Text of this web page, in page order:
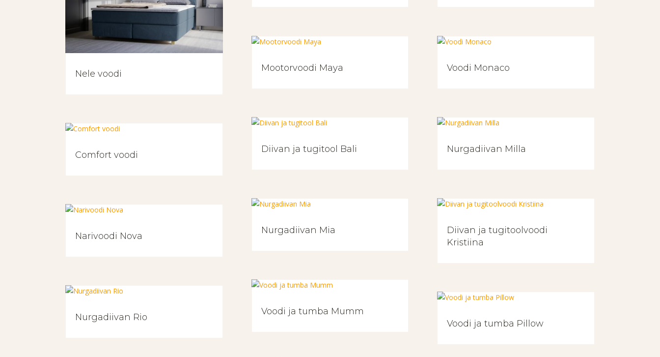
Nele voodi
Comfort voodi
Narivoodi Nova
Nurgadiivan Rio
Mootorvoodi Maya
Diivan ja tugitool Bali
Nurgadiivan Mia
Voodi ja tumba Mumm
Voodi Monaco
Nurgadiivan Milla
Diivan ja tugitoolvoodi
Kristiina
Voodi ja tumba Pillow